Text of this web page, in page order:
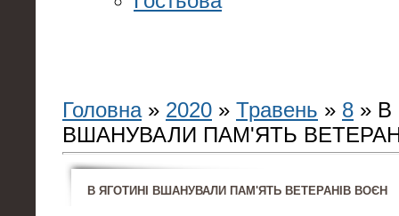
Головна» 2020 » Травень » 8 » В
ВШАНУВАЛИ ПАМ'ЯТЬ
В ЯГОТИНІ ВШАНУВАЛИ ПАМ'ЯТЬ ВЕТЕРАНІВ ВОЄН